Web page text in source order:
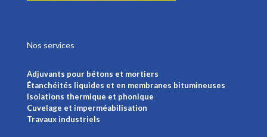
Nos services
Adjuvants pour bétons et mortiers
Étanchéités liquides et en membranes bitumineuses
Isolations thermique et phonique
Cuvelage et imperméabilisation
Travaux industriels